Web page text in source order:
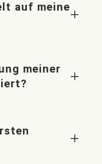
auf meine
meiner